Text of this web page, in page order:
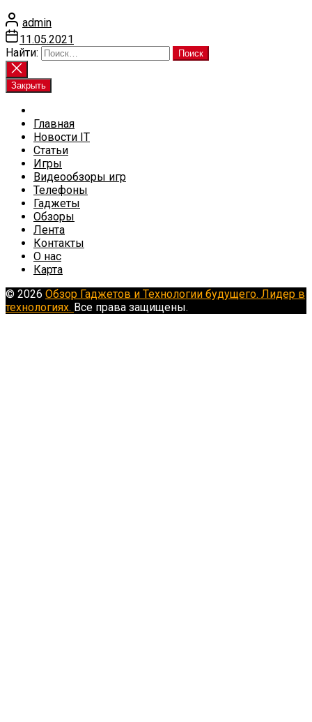
admin
11.05.2021
Найти:
Закрыть
Главная
Новости IT
Статьи
Игры
Видеообзоры игр
Телефоны
Гаджеты
Обзоры
Лента
Контакты
О нас
Карта
© 2026 Обзор Гаджетов и Технологии будущего. Лидер в
технологиях. Все права защищены.